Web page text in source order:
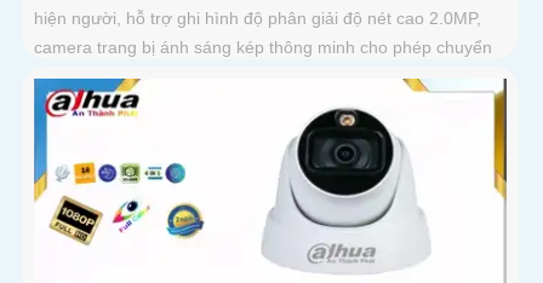
hiện người, hỗ trợ ghi hình độ phân giải độ nét cao 2.0MP,
camera trang bị ánh sáng kép thông minh cho phép chuyển
đổi linh hoạt giữa chế độ hồng ngoại và led trợ sáng ban
đêm, giúp giám sát bảo vệ an ninh ban đêm một cách linh